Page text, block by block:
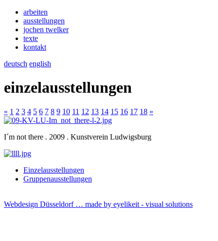
arbeiten
ausstellungen
jochen twelker
texte
kontakt
deutsch english
einzelausstellungen
« 1 2 3 4 5 6 7 8 9 10 11 12 13 14 15 16 17 18 »
I´m not there . 2009 . Kunstverein Ludwigsburg
Einzelausstellungen
Gruppenausstellungen
Webdesign Düsseldorf … made by eyelikeit - visual solutions